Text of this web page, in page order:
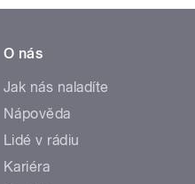
O nás
Jak nás naladíte
Nápověda
Lidé v rádiu
Kariéra